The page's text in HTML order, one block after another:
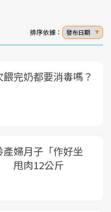
排序依據： 發布日期
餵完奶都要消毒嗎？
產婦月子「作好坐
甩肉12公斤